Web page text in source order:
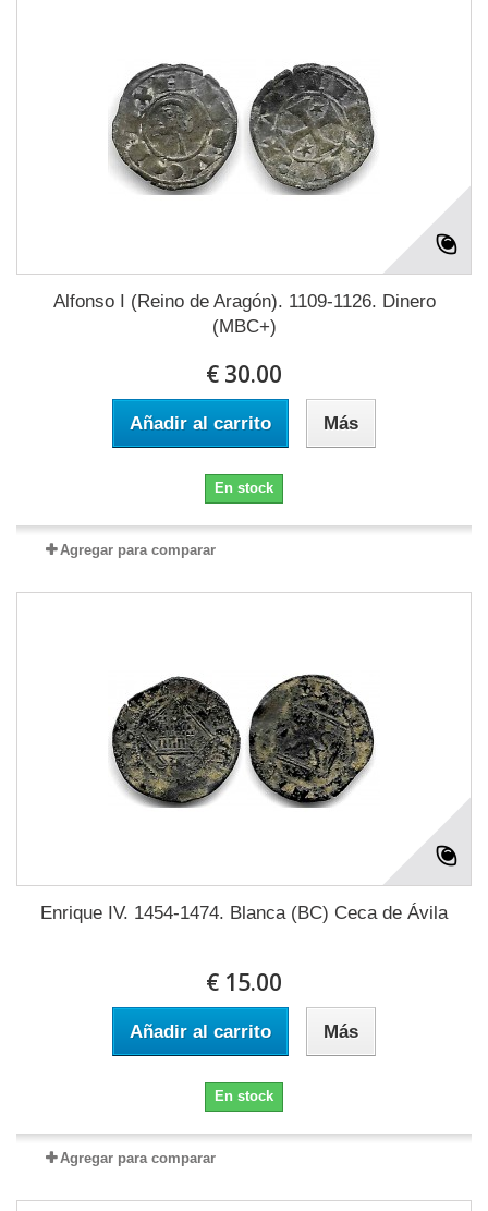
Alfonso I (Reino de Aragón). 1109-1126. Dinero
(MBC+)
€ 30.00
Añadir al carrito Más
En stock
Agregar para comparar
Enrique IV. 1454-1474. Blanca (BC) Ceca de Ávila
€ 15.00
Añadir al carrito Más
En stock
Agregar para comparar